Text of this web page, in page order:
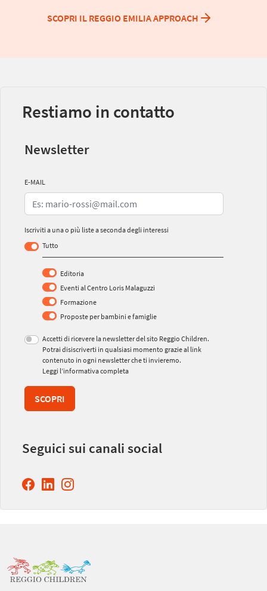
SCOPRI IL REGGIO EMILIA APPROACH
Restiamo in contatto
Newsletter
E-MAIL
Iscriviti a una o più liste a seconda degli interessi
Tutto
Editoria
Eventi al Centro Loris Malaguzzi
Formazione
Proposte per bambini e famiglie
Accetti di ricevere la newsletter del sito Reggio Children.
Potrai disiscriverti in qualsiasi momento grazie al link
contenuto in ogni newsletter che ti invieremo.
Leggi l’informativa completa
SCOPRI
Seguici sui canali social